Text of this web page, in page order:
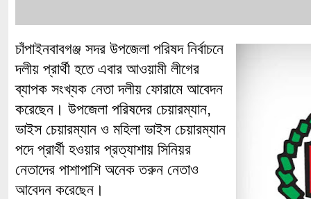
চাঁপাইনবাবগঞ্জ সদর উপজেলা পরিষদ নির্বাচনে
দলীয় প্রার্থী হতে এবার আওয়ামী লীগের
ব্যাপক সংখ্যক নেতা দলীয় ফোরামে আবেদন
করেছেন। উপজেলা পরিষদের চেয়ারম্যান,
ভাইস চেয়ারম্যান ও মহিলা ভাইস চেয়ারম্যান
পদে প্রার্থী হওয়ার প্রত্যাশায় সিনিয়র
নেতাদের পাশাপাশি অনেক তরুন নেতাও
আবেদন করেছেন।